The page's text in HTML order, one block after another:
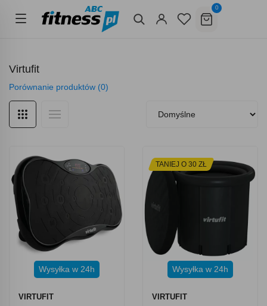
0
Virtufit
Porównanie produktów (0)
Wysyłka w 24h
VIRTUFIT
TANIEJ O 30 ZŁ
Wysyłka w 24h
VIRTUFIT